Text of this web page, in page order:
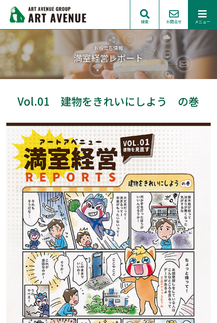
検索 お問合せ メニュー
お役立ち情報
満室経営レポート
Vol.01 建物をきれいにしよう の巻